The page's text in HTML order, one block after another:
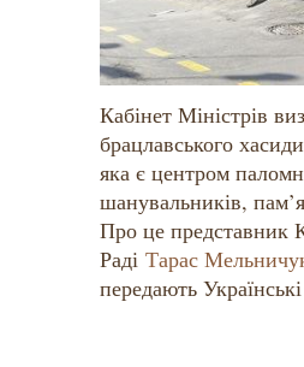
Кабінет Міністрів
брацлавського
яка є центром
шанувальників,
Про це представник
Раді Тарас
передають